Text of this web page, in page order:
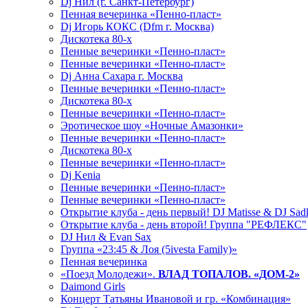
Пенная вечеринка «Пенно-пласт»
Dj Игорь КОКС (Dfm г. Москва)
Дискотека 80-х
Пенные вечеринки «Пенно-пласт»
Пенные вечеринки «Пенно-пласт»
Dj Анна Сахара г. Москва
Пенные вечеринки «Пенно-пласт»
Дискотека 80-х
Пенные вечеринки «Пенно-пласт»
Эротическое шоу «Ночные Амазонки»
Пенные вечеринки «Пенно-пласт»
Дискотека 80-х
Пенные вечеринки «Пенно-пласт»
Dj Kenia
Пенные вечеринки «Пенно-пласт»
Пенные вечеринки «Пенно-пласт»
Открытие клуба - день первый! DJ Matisse & DJ
Открытие клуба - день второй! Группа "РЕФЛЕКС"
DJ Нил & Evan Sax
Группа «23:45 & Лоя (5ivesta Family)»
Пенная вечеринка
«Поезд Молодежи». ВЛАД ТОПАЛОВ. «ДОМ-2»
Daimond Girls
Концерт Татьяны Ивановой и гр. «Комбинация»